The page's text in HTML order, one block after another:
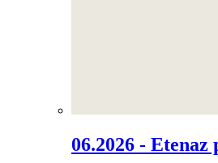
06.2026 - Etenaz